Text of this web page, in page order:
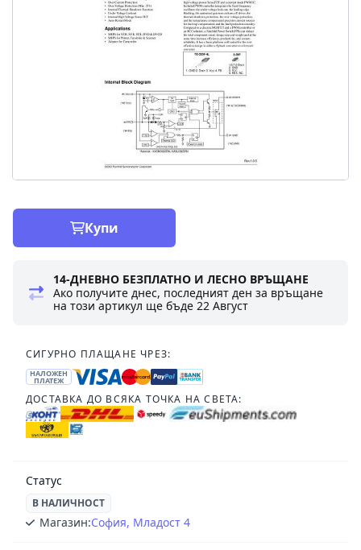
Купи
14-ДНЕВНО БЕЗПЛАТНО И ЛЕСНО ВРЪЩАНЕ
Ако получите днес, последният ден за връщане
на този артикул ще бъде22 Август
СИГУРНО ПЛАЩАНЕ ЧРЕЗ:
НАЛОЖЕН
ПЛАТЕЖ
ДОСТАВКА ДО ВСЯКА ТОЧКА НА СВЕТА:
Статус
В НАЛИЧНОСТ
Магазин:София, Младост 4